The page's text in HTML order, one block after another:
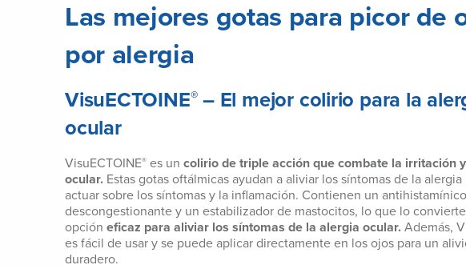
Las mejores gotas para picor de
por alergia
VisuECTOINE®– El mejor colirio para la
ocular
VisuECTOINE® es un colirio de triple acción que combate la irritación
ocular. Estas gotas oftálmicas ayudan a aliviar los síntomas de la alergia
actuar sobre los síntomas y la inflamación. Contienen un
descongestionante y un estabilizador de mastocitos, lo que lo
opción eficaz para aliviar los síntomas de la alergia ocular. Además,
es fácil de usar y se puede aplicar directamente en los ojos para un
duradero.